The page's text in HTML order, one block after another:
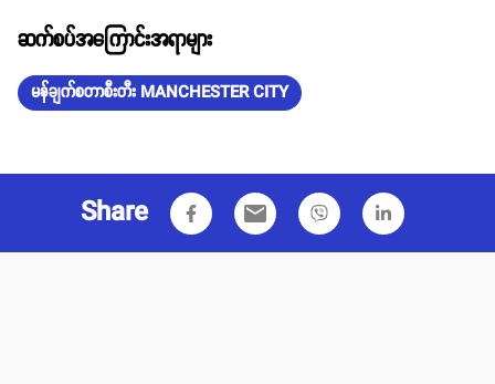
ဆက်စပ်အကြောင်းအရာများ
မန်ချက်စတာစီးတီး MANCHESTER CITY
Share email